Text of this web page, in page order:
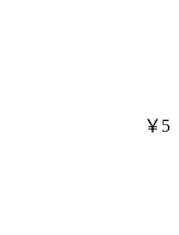
￥5